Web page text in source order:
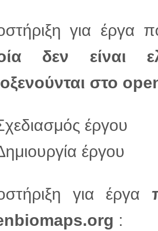
για έργα
δεν είναι
στο
έργου
έργου
για έργα
: